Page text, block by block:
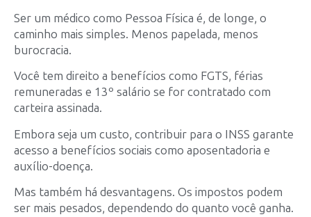
Ser um médico como Pessoa Física é, de longe, o
caminho mais simples. Menos papelada, menos
burocracia.
Você tem direito a benefícios como FGTS, férias
remuneradas e 13º salário se for contratado com
carteira assinada.
Embora seja um custo, contribuir para o INSS garante
acesso a benefícios sociais como aposentadoria e
auxílio-doença.
Mas também há desvantagens. Os impostos podem
ser mais pesados, dependendo do quanto você ganha.